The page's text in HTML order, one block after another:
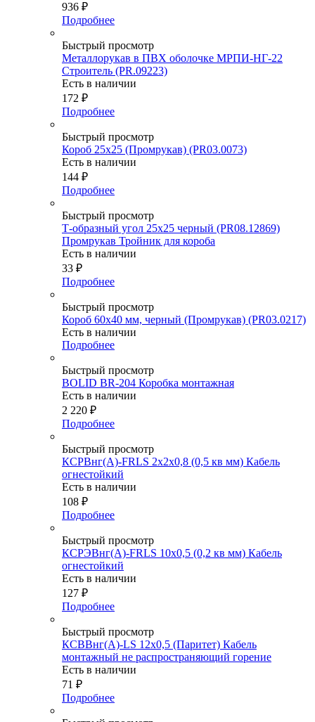
936 ₽
Подробнее
Быстрый просмотр
Металлорукав в ПВХ оболочке МРПИ-НГ-22
Строитель (PR.09223)
Есть в наличии
172 ₽
Подробнее
Быстрый просмотр
Короб 25х25 (Промрукав) (PR03.0073)
Есть в наличии
144 ₽
Подробнее
Быстрый просмотр
Т-образный угол 25х25 черный (PR08.12869)
Промрукав Тройник для короба
Есть в наличии
33 ₽
Подробнее
Быстрый просмотр
Короб 60х40 мм, черный (Промрукав) (PR03.0217)
Есть в наличии
Подробнее
Быстрый просмотр
BOLID BR-204 Коробка монтажная
Есть в наличии
2 220 ₽
Подробнее
Быстрый просмотр
КСРВнг(А)-FRLS 2х2х0,8 (0,5 кв мм) Кабель
огнестойкий
Есть в наличии
108 ₽
Подробнее
Быстрый просмотр
КСРЭВнг(А)-FRLS 10х0,5 (0,2 кв мм) Кабель
огнестойкий
Есть в наличии
127 ₽
Подробнее
Быстрый просмотр
КСВВнг(А)-LS 12х0,5 (Паритет) Кабель
монтажный не распространяющий горение
Есть в наличии
71 ₽
Подробнее